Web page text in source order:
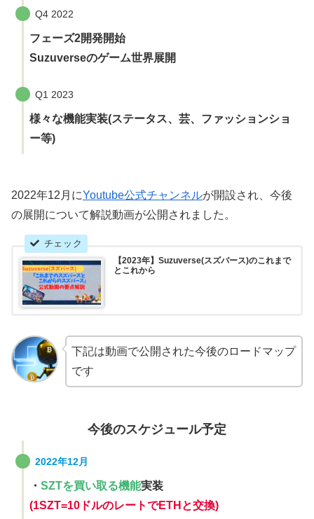
Q4 2022
フェーズ2開発開始
Suzuverseのゲーム世界展開
Q1 2023
様々な機能実装(ステータス、芸、ファッションショ
ー等)
2022年12月にYoutube公式チャンネルが開設され、今後
の展開について解説動画が公開されました。
【2023年】Suzuverse(スズバース)のこれまで
とこれから
下記は動画で公開された今後のロードマップ
です
今後のスケジュール予定
2022年12月
・ SZTを買い取る機能実装
(1SZT=10ドルのレートでETHと交換)